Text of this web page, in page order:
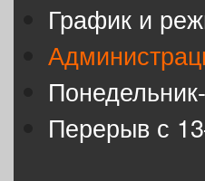
График и
Перерыв с